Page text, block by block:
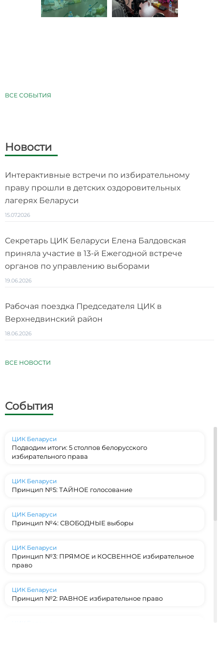
ВСЕ СОБЫТИЯ
Новости
Интерактивные встречи по избирательному
праву прошли в детских оздоровительных
лагерях Беларуси
15.07.2026
Секретарь ЦИК Беларуси Елена Балдовская
приняла участие в 13-й Ежегодной встрече
органов по управлению выборами
19.06.2026
Рабочая поездка Председателя ЦИК в
Верхнедвинский район
18.06.2026
ВСЕ НОВОСТИ
События
ЦИК Беларуси
Подводим итоги: 5 столпов белорусского
избирательного права
ЦИК Беларуси
Принцип №5: ТАЙНОЕ голосование
ЦИК Беларуси
Принцип №4: СВОБОДНЫЕ выборы
ЦИК Беларуси
Принцип №3: ПРЯМОЕ и КОСВЕННОЕ избирательное
право
ЦИК Беларуси
Принцип №2: РАВНОЕ избирательное право